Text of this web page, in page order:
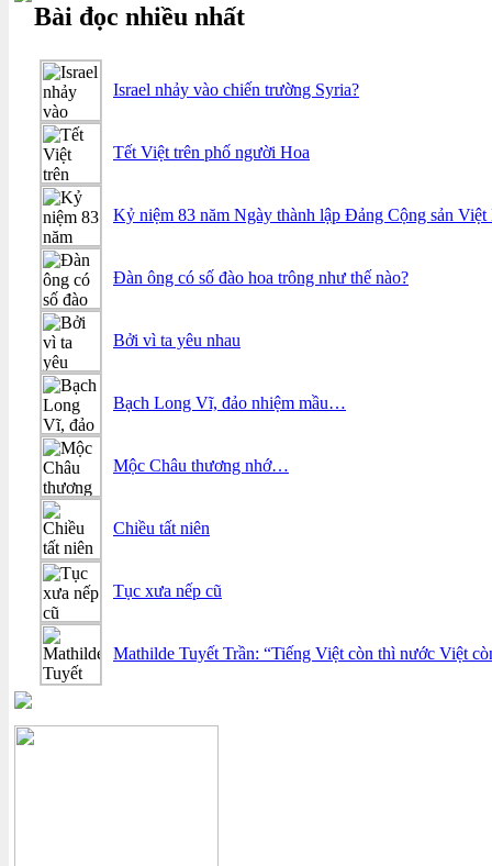
Bài đọc nhiều nhất
Israel nhảy vào chiến trường Syria?
Tết Việt trên phố người Hoa
Kỷ niệm 83 năm Ngày thành lập Đảng Cộng sản
Đàn ông có số đào hoa trông như thế nào?
Bởi vì ta yêu nhau
Bạch Long Vĩ, đảo nhiệm mầu…
Mộc Châu thương nhớ…
Chiều tất niên
Tục xưa nếp cũ
Mathilde Tuyết Trần: “Tiếng Việt còn thì nước Việt